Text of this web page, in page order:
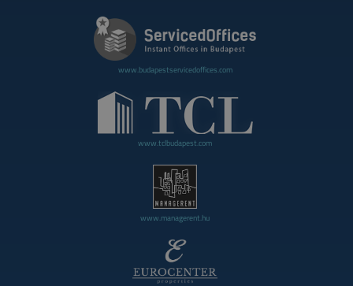
www.budapestservicedoffices.com
www.tclbudapest.com
www.managerent.hu